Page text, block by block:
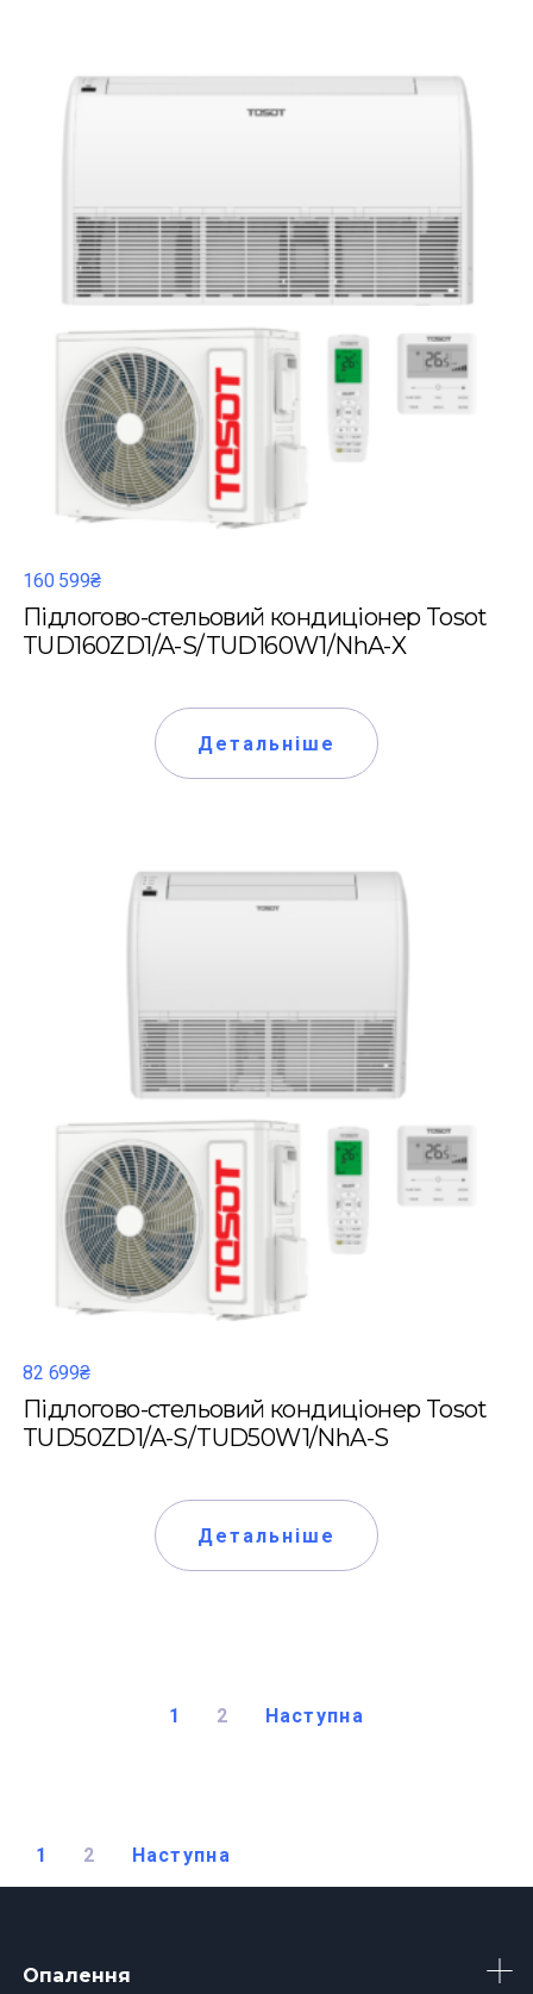
160 599₴
Підлогово-стельовий кондиціонер Tosot
TUD160ZD1/A-S/TUD160W1/NhA-X
Детальніше
82 699₴
Підлогово-стельовий кондиціонер Tosot
TUD50ZD1/A-S/TUD50W1/NhA-S
Детальніше
1 2 Наступна
1 2 Наступна
Опалення